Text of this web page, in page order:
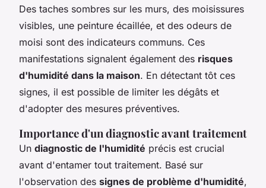
Des taches sombres sur les murs, des moisissures
visibles, une peinture écaillée, et des odeurs de
moisi sont des indicateurs communs. Ces
manifestations signalent également des risques
d'humidité dans la maison. En détectant tôt ces
signes, il est possible de limiter les dégâts et
d'adopter des mesures préventives.
Importance d'un diagnostic avant traitement
Un diagnostic de l'humidité précis est crucial
avant d'entamer tout traitement. Basé sur
l'observation des signes de problème d'humidité,